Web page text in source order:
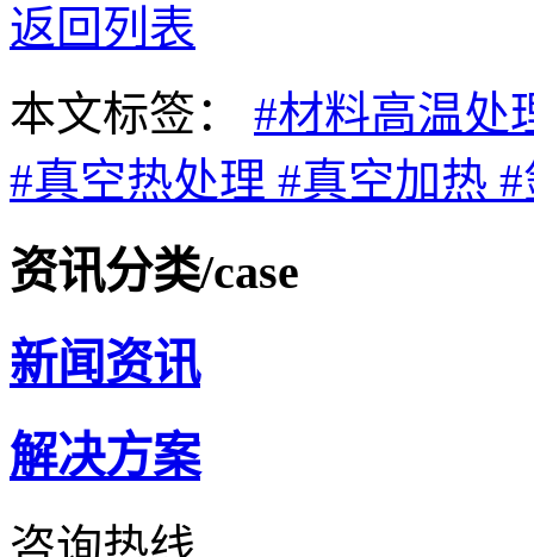
返回列表
本文标签： #材料高温处
#真空热处理 #真空加热
资讯分类/case
新闻资讯
解决方案
咨询热线